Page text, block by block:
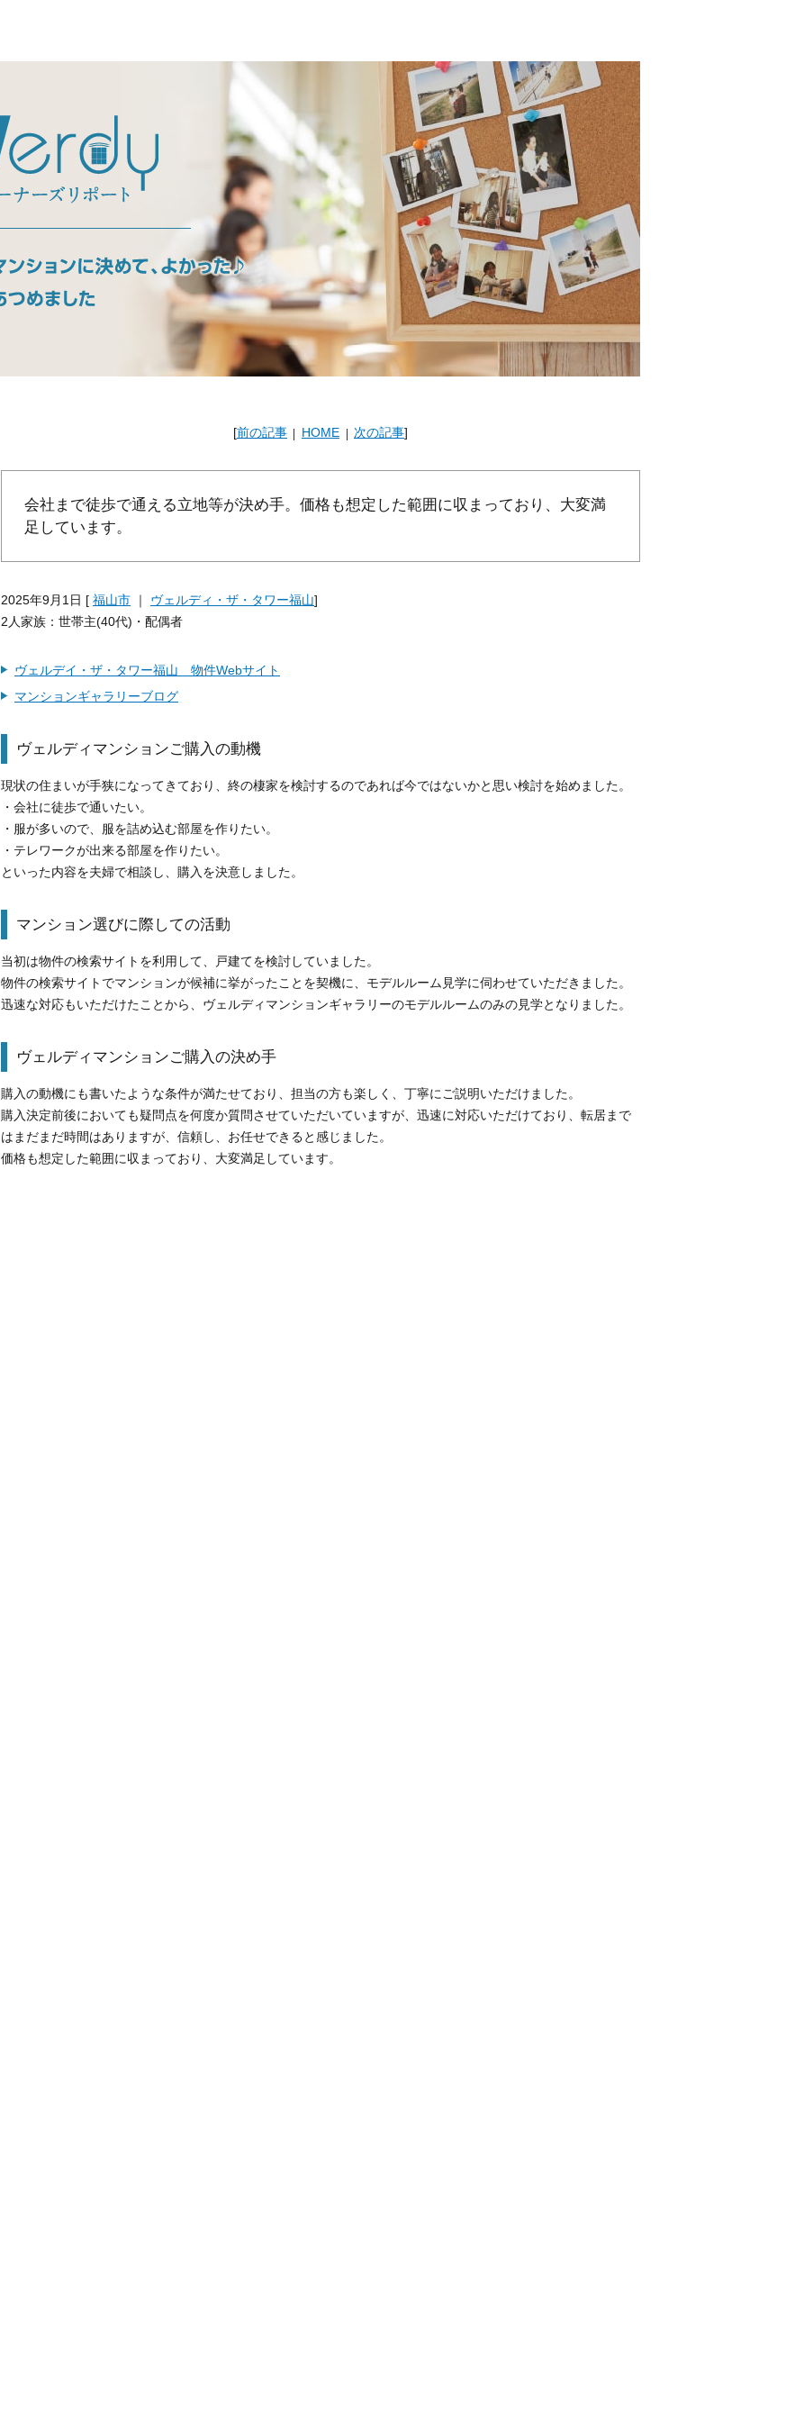
[前の記事 HOME 次の記事]
会社まで徒歩で通える立地等が決め手。価格も想定した範囲に収まっており、大変満
足しています。
2025年9月1日 [ 福山市 ｜ ヴェルディ・ザ・タワー福山]
2人家族：世帯主(40代)・配偶者
ヴェルデイ・ザ・タワー福山 物件Webサイト
マンションギャラリーブログ
ヴェルディマンションご購入の動機
現状の住まいが手狭になってきており、終の棲家を検討するのであれば今ではないかと思い検討を始めました。
・会社に徒歩で通いたい。
・服が多いので、服を詰め込む部屋を作りたい。
・テレワークが出来る部屋を作りたい。
といった内容を夫婦で相談し、購入を決意しました。
マンション選びに際しての活動
当初は物件の検索サイトを利用して、戸建てを検討していました。
物件の検索サイトでマンションが候補に挙がったことを契機に、モデルルーム見学に伺わせていただきました。
迅速な対応もいただけたことから、ヴェルディマンションギャラリーのモデルルームのみの見学となりました。
ヴェルディマンションご購入の決め手
購入の動機にも書いたような条件が満たせており、担当の方も楽しく、丁寧にご説明いただけました。
購入決定前後においても疑問点を何度か質問させていただいていますが、迅速に対応いただけており、転居まで
はまだまだ時間はありますが、信頼し、お任せできると感じました。
価格も想定した範囲に収まっており、大変満足しています。